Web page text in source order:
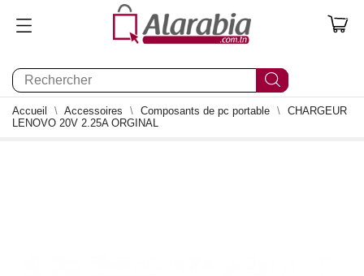
0
Accueil Accessoires Composants de pc portable
CHARGEUR
LENOVO 20V 2.25A ORGINAL